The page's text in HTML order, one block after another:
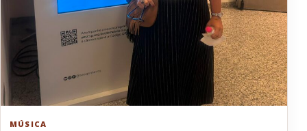
MÚSICA